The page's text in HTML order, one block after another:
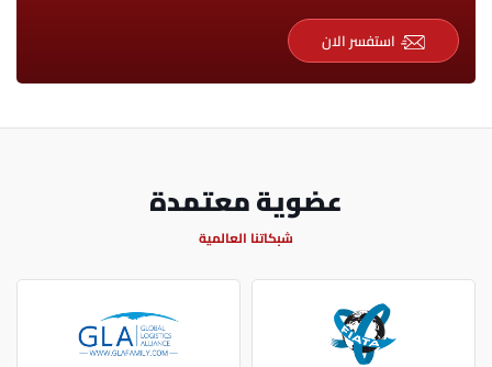
استفسر الان
عضوية معتمدة
شبكاتنا العالمية